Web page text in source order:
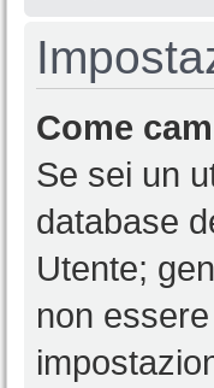
Come
Se sei un
database
Utente;
non